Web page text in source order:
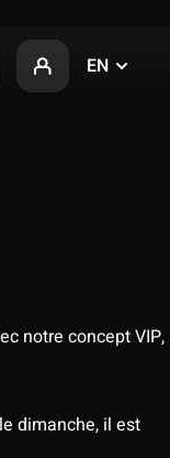
EN
notre concept VIP,
dimanche, il est